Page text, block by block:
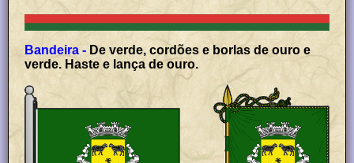
Bandeira - De verde, cordões e borlas de ouro e
verde. Haste e lança de ouro.